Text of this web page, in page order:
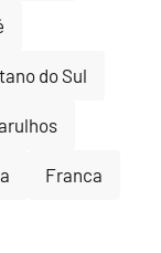
do Sul
Franca